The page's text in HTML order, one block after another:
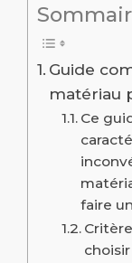
Guide
matériau
Ce
faire